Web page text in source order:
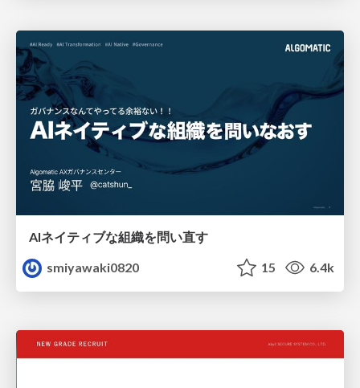
AIネイティブな組織を問い直す
smiyawaki0820
15 6.4k